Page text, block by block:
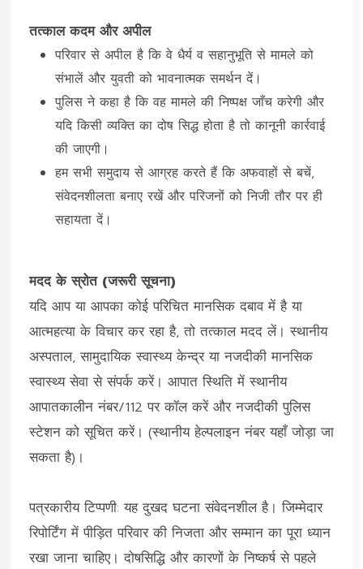
तत्काल कदम और अपील
परिवार से अपील है कि वे धैर्य व सहानुभूति से मामले को
संभालें और युवती को भावनात्मक समर्थन दें।
पुलिस ने कहा है कि वह मामले की निष्पक्ष जाँच करेगी और
यदि किसी व्यक्ति का दोष सिद्ध होता है तो कानूनी कार्रवाई
की जाएगी।
हम सभी समुदाय से आग्रह करते हैं कि अफवाहों से बचें,
संवेदनशीलता बनाए रखें और परिजनों को निजी तौर पर ही
सहायता दें।
मदद के स्रोत (जरूरी सूचना)
यदि आप या आपका कोई परिचित मानसिक दबाव में है या
आत्महत्या के विचार कर रहा है, तो तत्काल मदद लें। स्थानीय
अस्पताल, सामुदायिक स्वास्थ्य केन्द्र या नजदीकी मानसिक
स्वास्थ्य सेवा से संपर्क करें। आपात स्थिति में स्थानीय
आपातकालीन नंबर/112 पर कॉल करें और नजदीकी पुलिस
स्टेशन को सूचित करें। (स्थानीय हेल्पलाइन नंबर यहाँ जोड़ा जा
सकता है)।
पत्रकारीय टिप्पणी: यह दुखद घटना संवेदनशील है। जिम्मेदार
रिपोर्टिंग में पीड़ित परिवार की निजता और सम्मान का पूरा ध्यान
रखा जाना चाहिए। दोषसिद्धि और कारणों के निष्कर्ष से पहले